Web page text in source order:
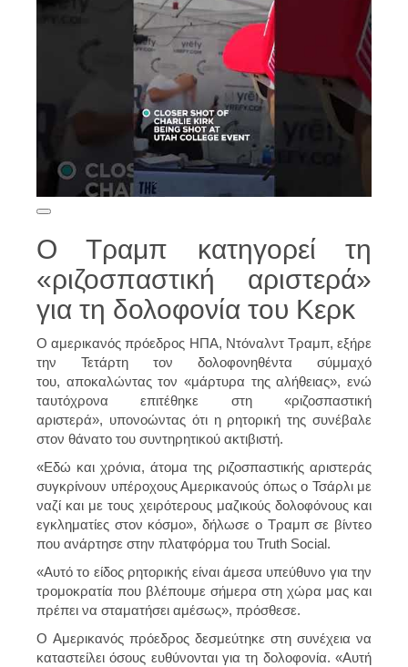
Ο Τραμπ κατηγορεί τη
«ριζοσπαστική αριστερά»
για τη δολοφονία του Κερκ
Ο αμερικανός πρόεδρος ΗΠΑ, Ντόναλντ Τραμπ, εξήρε
την Τετάρτη τον δολοφονηθέντα σύμμαχό
του, αποκαλώντας τον «μάρτυρα της αλήθειας», ενώ
ταυτόχρονα επιτέθηκε στη «ριζοσπαστική
αριστερά», υπονοώντας ότι η ρητορική της συνέβαλε
στον θάνατο του συντηρητικού ακτιβιστή.
«Εδώ και χρόνια, άτομα της ριζοσπαστικής αριστεράς
συγκρίνουν υπέροχους Αμερικανούς όπως ο Τσάρλι με
ναζί και με τους χειρότερους μαζικούς δολοφόνους και
εγκληματίες στον κόσμο», δήλωσε ο Τραμπ σε βίντεο
που ανάρτησε στην πλατφόρμα του Truth Social.
«Αυτό το είδος ρητορικής είναι άμεσα υπεύθυνο για την
τρομοκρατία που βλέπουμε σήμερα στη χώρα μας και
πρέπει να σταματήσει αμέσως», πρόσθεσε.
Ο Αμερικανός πρόεδρος δεσμεύτηκε στη συνέχεια να
καταστείλει όσους ευθύνονται για τη δολοφονία. «Αυτή